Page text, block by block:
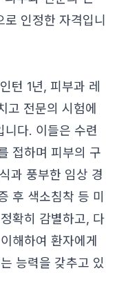
인정한 자격입니
턴 1년, 피부과 레
고 전문의 시험에
니다. 이들은 수련
접하며 피부의 구
과 풍부한 임상 경
후 색소침착 등 미
확히 감별하고, 다
해하여 환자에게
능력을 갖추고 있